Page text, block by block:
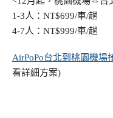
1-3人：NT$699/車/趟
4-7人：NT$999/車/趟
AirPoPo台北到桃園機場
看詳細方案)